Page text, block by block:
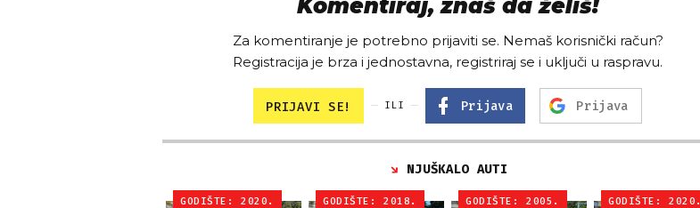
Komentiraj, znaš da želiš!
Za komentiranje je potrebno prijaviti se. Nemaš korisnički račun?
Registracija je brza i jednostavna, registriraj se i uključi u raspravu.
PRIJAVI SE! ILI Prijava Prijava
NJUŠKALO AUTI
GODIŠTE: 2020. GODIŠTE: 2020.
GODIŠTE: 2018. GODIŠTE: 2005.